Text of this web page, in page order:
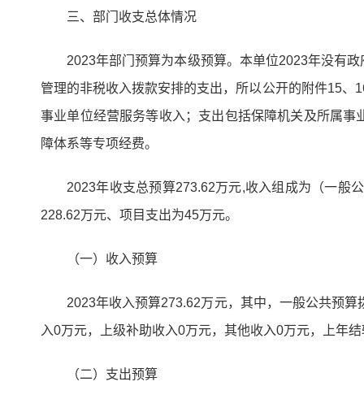
三、部门收支总体情况
2023年部门预算为本级预算。本单位2023年没有
管理的非税收入拨款安排的支出，所以公开的附件15
事业单位经营服务等收入；支出包括保障机关及所属
障体系等专项经费。
2023年收支总预算273.62万元,收入组成为（一般
228.62万元、项目支出为45万元。
（一）收入预算
2023年收入预算273.62万元，其中，一般公共预
入0万元，上级补助收入0万元，其他收入0万元，上年
（二）支出预算